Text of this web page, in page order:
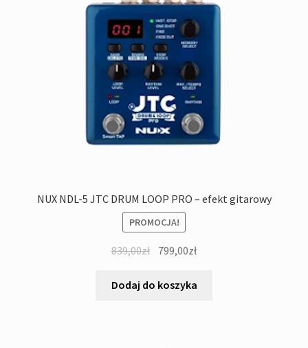
NUX NDL-5 JTC DRUM LOOP PRO – efekt gitarowy
PROMOCJA!
839,00zł Pierwotna
wynosiła:
799,00złAktualna
wynosi:
Dodaj do koszyka